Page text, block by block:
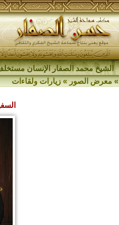
الشيخ محمد الصفار الإنسان
»معرض الصور»زيارات ولقاءات